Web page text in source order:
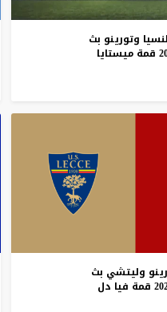
وتورينو بث
قمة ميستايا
وليتشي بث
قمة فيا دل